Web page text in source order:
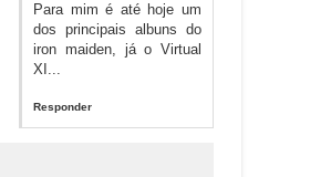
Para mim é até hoje um
dos principais albuns do
iron maiden, já o Virtual
XI...
Responder